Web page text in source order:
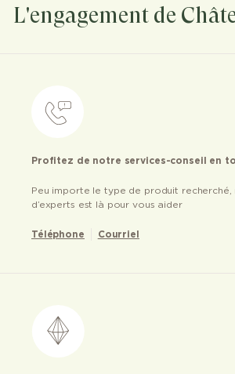
L'engagement de
Profitez de notre services-conseil en
Peu importe le type de produit recherché,
d’experts est là pour vous aider
Téléphone Courriel